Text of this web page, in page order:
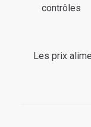
contrôles
Les prix